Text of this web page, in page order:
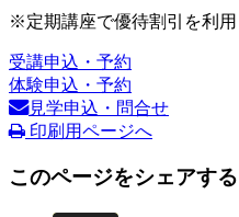
※定期講座で優待割引を利用
受講申込・予約
体験申込・予約
見学申込・問合せ
印刷用ページへ
このページをシェアする